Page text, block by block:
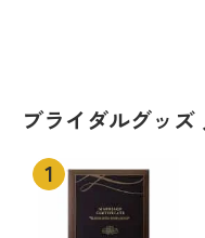
ブライダルグッ